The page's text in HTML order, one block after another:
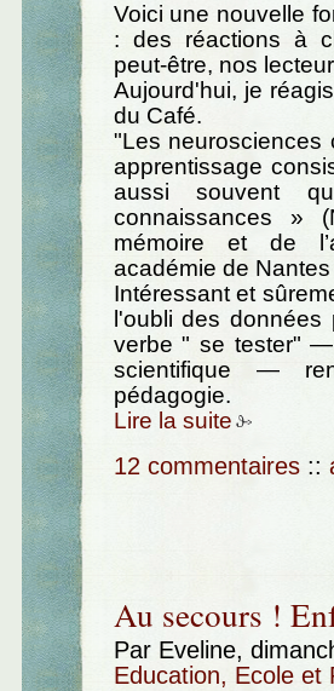
Voici une nouvelle
: des réactions à
peut-être, nos
Aujourd'hui, je
du Café.
"Les neurosciences
apprentissage
aussi souvent
connaissances »
mémoire et de
académie de
Intéressant et
l'oubli des
verbe " se tester"
scientifique —
pédagogie.
Lire la suite
12 commentaires ::
Au secours !
Par Eveline,
Education, Ecole et